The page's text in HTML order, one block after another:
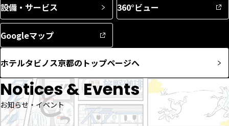
設備・サービス 360°ビュー
Googleマップ
ホテルタビノス京都のトップページへ
Notices & Events
お知らせ・イベント